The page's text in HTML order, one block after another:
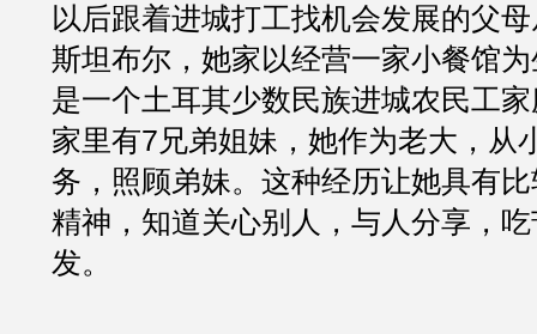
以后跟着进城打工找机会发展的父
斯坦布尔，她家以经营一家小餐馆
是一个土耳其少数民族进城农民工
家里有7兄弟姐妹，她作为老大，从
务，照顾弟妹。这种经历让她具有
精神，知道关心别人，与人分享，
发。